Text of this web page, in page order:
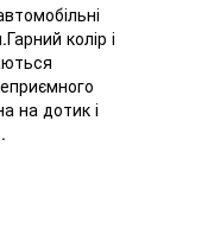
колір і
на дотик і